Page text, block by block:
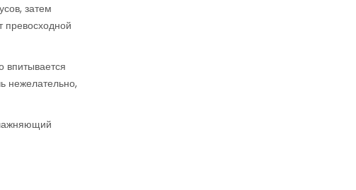
затем
превосходной
впитывается
нежелательно,